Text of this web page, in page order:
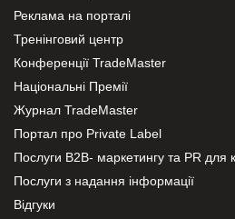
Реклама на порталі
Тренінговий центр
Конференції TradeMaster
Національні Премії
Журнал TradeMaster
Портал про Private Label
Послуги В2В- маркетингу та PR для
Послуги з надання інформації
Відгуки